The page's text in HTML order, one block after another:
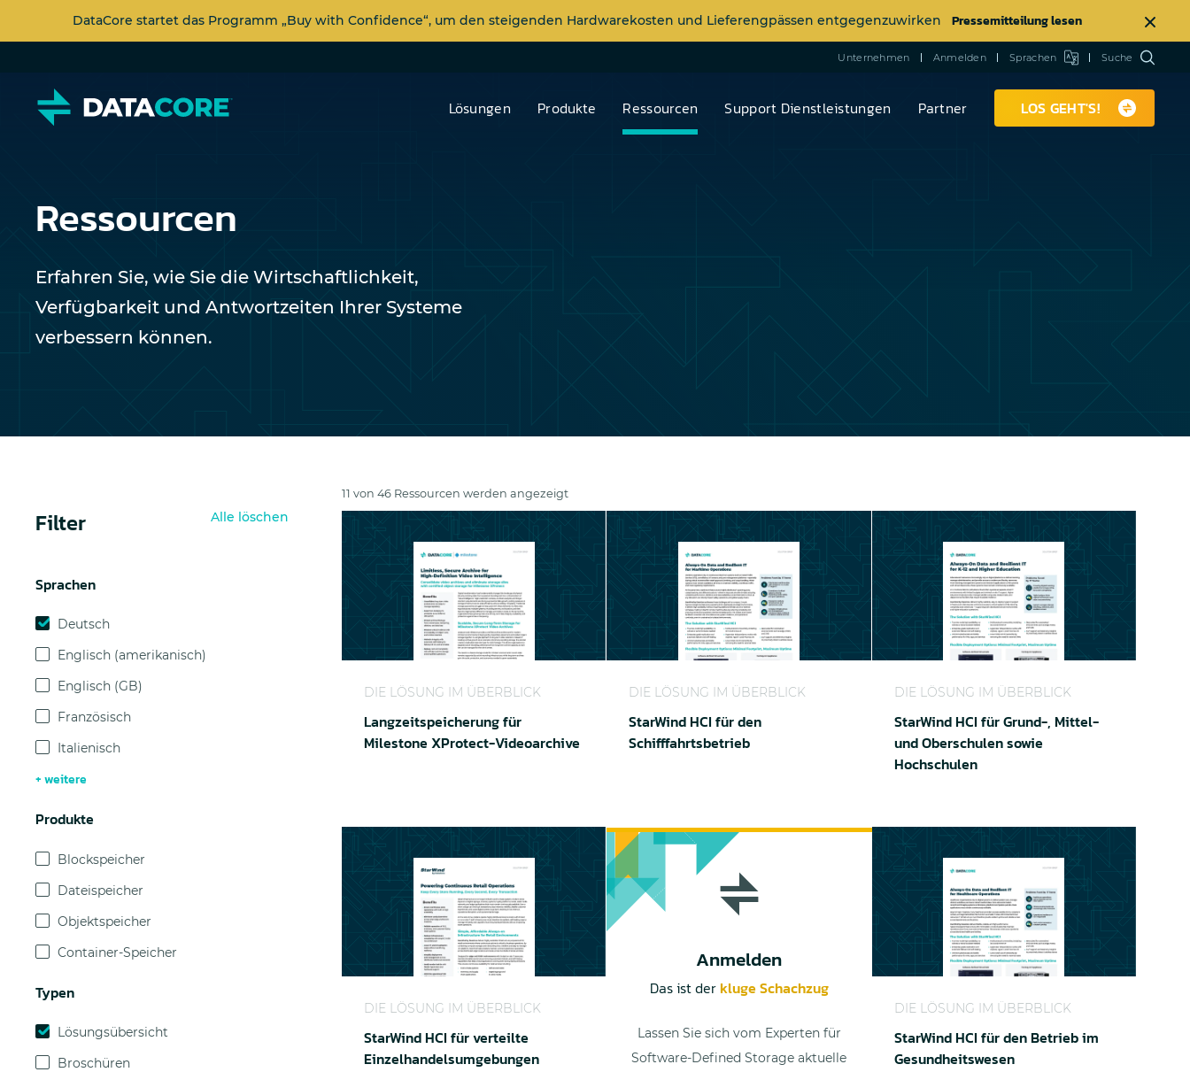
DataCore startet das Programm „Buy with Confidence“, um den steigenden Hardwarekosten und Lieferengpässen entgegenzuwirken Pressemitteilung lesen
Unternehmen Anmelden Sprachen Suche
Lösungen Produkte Ressourcen Support Dienstleistungen Partner LOS GEHT'S!
Ressourcen
Erfahren Sie, wie Sie die Wirtschaftlichkeit,
Verfügbarkeit und Antwortzeiten Ihrer Systeme
verbessern können.
Filter Alle löschen
Sprachen
Deutsch
Englisch (amerikanisch)
Englisch (GB)
Französisch
Italienisch
+ weitere
Produkte
Blockspeicher
Dateispeicher
Objektspeicher
Container-Speicher
Typen
Lösungsübersicht
Broschüren
11 von 46 Ressourcen werden angezeigt
DIE LÖSUNG IM ÜBERBLICK
Langzeitspeicherung für
Milestone XProtect-Videoarchive
DIE LÖSUNG IM ÜBERBLICK
StarWind HCI für den
Schifffahrtsbetrieb
DIE LÖSUNG IM ÜBERBLICK
StarWind HCI für Grund-, Mittel-
und Oberschulen sowie
Hochschulen
StarWind HCI für verteilte Einzelhandelsumgebungen
DIE LÖSUNG IM ÜBERBLICK
StarWind HCI für verteilte
Einzelhandelsumgebungen
Anmelden
Das ist derkluge Schachzug
Lassen Sie sich vom Experten für
Software-Defined Storage aktuelle
DIE LÖSUNG IM ÜBERBLICK
StarWind HCI für den Betrieb im
Gesundheitswesen